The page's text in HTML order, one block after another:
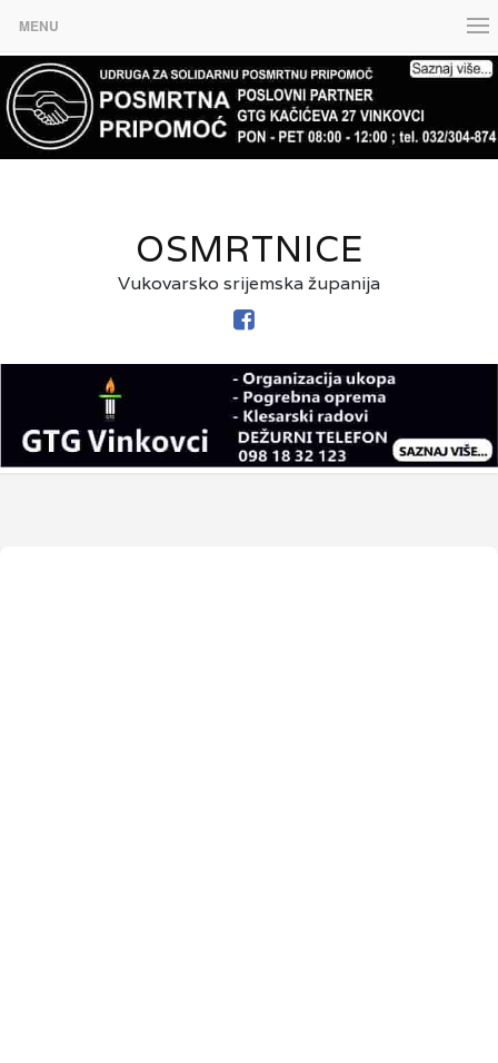
MENU
OSMRTNICE
Vukovarsko srijemska županija